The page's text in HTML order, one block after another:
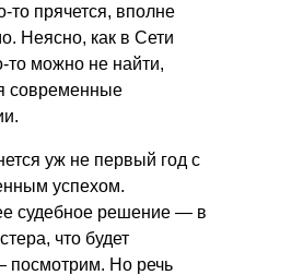
то прячется, вполне
Неясно, как в Сети
то можно не найти,
современные
уж не первый год с
успехом.
судебное решение — в
что будет
посмотрим. Но речь